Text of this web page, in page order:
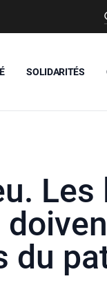
SOLIDARITÉS
Les
du